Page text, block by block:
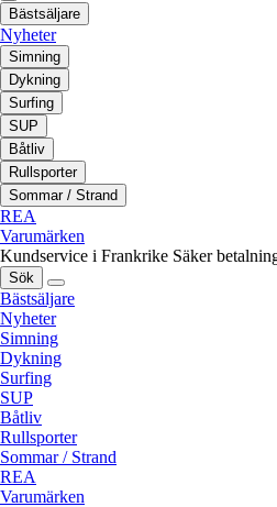
Bästsäljare
Nyheter
Simning
Dykning
Surfing
SUP
Båtliv
Rullsporter
Sommar / Strand
REA
Varumärken
Kundservice i Frankrike Säker
Sök
Bästsäljare
Nyheter
Simning
Dykning
Surfing
SUP
Båtliv
Rullsporter
Sommar / Strand
REA
Varumärken